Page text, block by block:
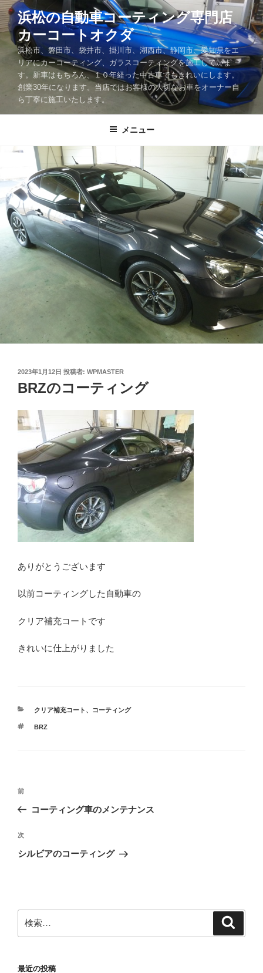
コ
ン
テ
浜松の自動車コーティング専門店
カーコートオクダ
浜松市、磐田市、袋井市、掛川市、湖西市、静岡市、愛知県をエ
リアにカーコーティング、ガラスコーティングを施工していま
す。新車はもちろん、１０年経った中古車でもきれいにします。
創業30年になります。当店ではお客様の大切なお車をオーナー自
ら丁寧に施工いたします。
メニュー
投
稿
日:
2023年1月12日 投稿者: WPMASTER
BRZのコーティング
ありがとうございます
以前コーティングした自動車の
クリア補充コートです
きれいに仕上がりました
カ
ゴ
クリア補充コート 、 コーティング
タ
BRZ
投
ビ
ゲ
ン
前
の
稿
前
コーティング車のメンテナンス
次
の
次
シルビアのコーティング
索:
最近の投稿